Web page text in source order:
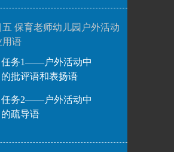
五 保育老师幼儿园户外活动
用语
任务1——户外活动中
的批评语和表扬语
任务2——户外活动中
的疏导语